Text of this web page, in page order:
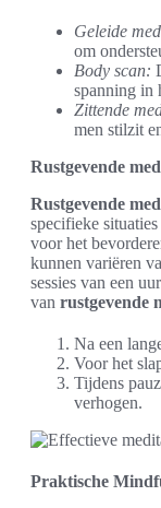
Geleide
om
Body scan:
spanning in
Zittende
men stilzit
Rustgevende
Rustgevende
specifieke
voor het
kunnen variëren
sessies van een
van rustgevende
Na een
Voor het
Tijdens
verhogen.
Praktische